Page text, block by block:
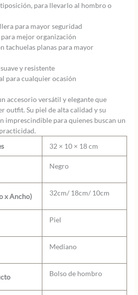
para llevarlo al hombro o
para mayor seguridad
mejor organización
tachuelas planas para mayor
y resistente
para cualquier ocasión
accesorio versátil y elegante que
outfit. Su piel de alta calidad y su
imprescindible para quienes buscan un
32 × 10 × 18 cm
Negro
x Ancho) 32cm/ 18cm/ 10cm
Piel
Mediano
Bolso de hombro